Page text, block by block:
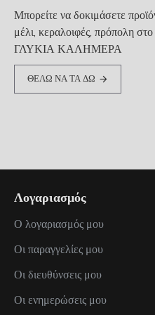
Μπορείτε να δοκιμάσετε
μέλι, κεραλοιφές, πρόπολη
ΓΛΥΚΙΑ ΚΑΛΗΜΕΡΑ
ΘΕΛΩ ΝΑ ΤΑ ΔΩ
Λογαριασμός
Ο λογαριασμός μου
Οι παραγγελίες μου
Οι διευθύνσεις μου
Οι ενημερώσεις μου